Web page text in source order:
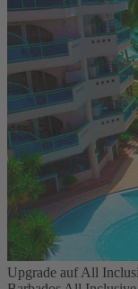
Upgrade auf All